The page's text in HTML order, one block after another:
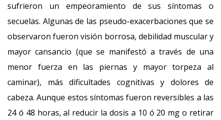
sufrieron un empeoramiento de sus síntomas o
secuelas. Algunas de las pseudo-exacerbaciones que se
observaron fueron visión borrosa, debilidad muscular y
mayor cansancio (que se manifestó a través de una
menor fuerza en las piernas y mayor torpeza al
caminar), más dificultades cognitivas y dolores de
cabeza. Aunque estos síntomas fueron reversibles a las
24 ó 48 horas, al reducir la dosis a 10 ó 20 mg o retirar